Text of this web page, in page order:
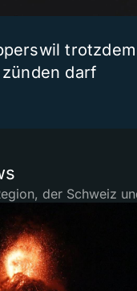
trotzdem
darf
der Schweiz